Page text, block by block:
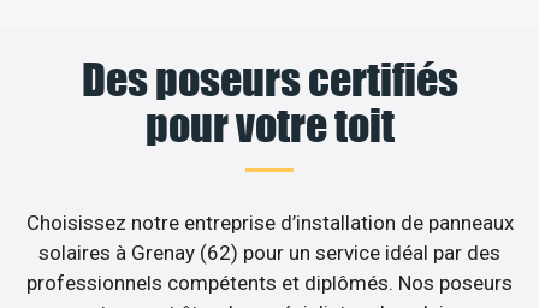
Des poseurs certifiés
pour votre toit
Choisissez notre entreprise d’installation de panneaux
solaires à Grenay (62) pour un service idéal par des
professionnels compétents et diplômés. Nos poseurs